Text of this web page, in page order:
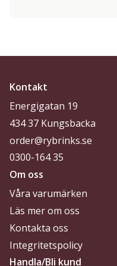
Kontakt
Energigatan 19
434 37 Kungsbacka
order@rybrinks.se
0300-164 35
Om oss
Våra varumärken
Läs mer om oss
Kontakta oss
Integritetspolicy
Handla/Bli kund